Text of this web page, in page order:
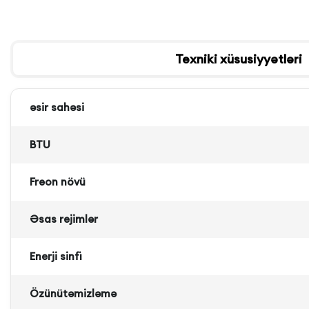
Texniki xüsusiyyətləri
əsir sahəsi
BTU
Freon növü
Əsas rejimlər
Enerji sinfi
Özünütəmizləmə